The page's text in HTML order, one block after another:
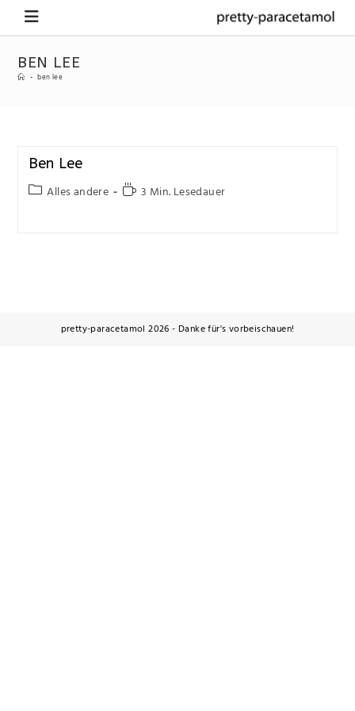
BEN LEE
- ben lee
Ben Lee
Alles andere 3 Min. Lesedauer
pretty-paracetamol 2026 - Danke für's vorbeischauen!